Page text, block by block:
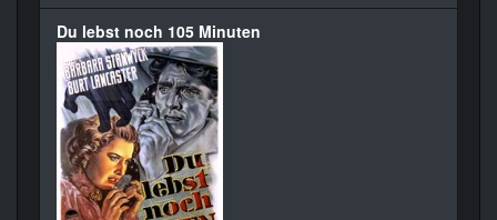
Du lebst noch 105 Minuten